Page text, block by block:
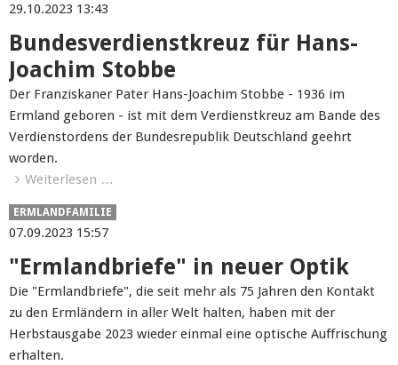
29.10.2023 13:43
Bundesverdienstkreuz für Hans-
Joachim Stobbe
Der Franziskaner Pater Hans-Joachim Stobbe - 1936 im
Ermland geboren - ist mit dem Verdienstkreuz am Bande des
Verdienstordens der Bundesrepublik Deutschland geehrt
worden.
Weiterlesen …
ERMLANDFAMILIE
07.09.2023 15:57
"Ermlandbriefe" in neuer Optik
Die "Ermlandbriefe", die seit mehr als 75 Jahren den Kontakt
zu den Ermländern in aller Welt halten, haben mit der
Herbstausgabe 2023 wieder einmal eine optische Auffrischung
erhalten.